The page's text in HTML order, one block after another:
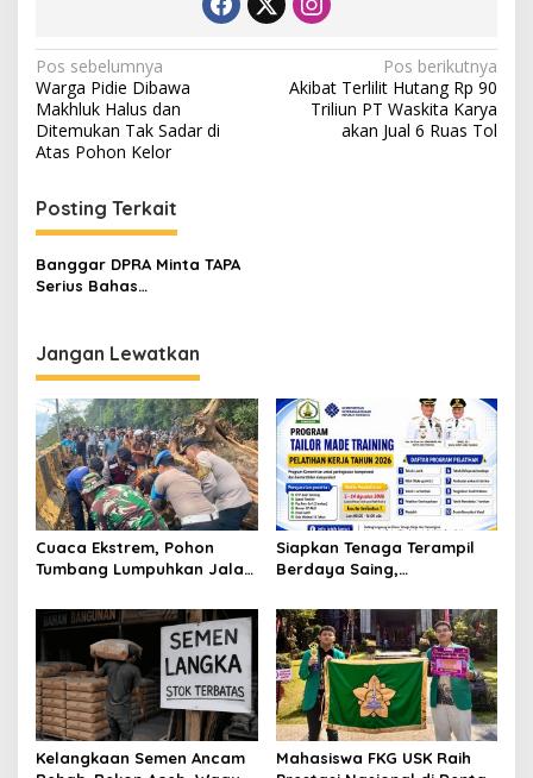
N
a
v
g
a
s
p
o
s
Pos sebelumnya
Warga Pidie Dibawa
Makhluk Halus dan
Ditemukan Tak Sadar di
Atas Pohon Kelor
Pos berikutnya
Akibat Terlilit Hutang Rp 90
Triliun PT Waskita Karya
akan Jual 6 Ruas Tol
Posting Terkait
Banggar DPRA Minta TAPA
Serius Bahas
Jangan Lewatkan
Cuaca Ekstrem, Pohon
Tumbang Lumpuhkan Jalan
Blangpidie
Siapkan Tenaga Terampil
Berdaya Saing,
Tamiang Buka Pelatihan
Kerja 2026
Kelangkaan Semen Ancam
Mahasiswa FKG USK Raih